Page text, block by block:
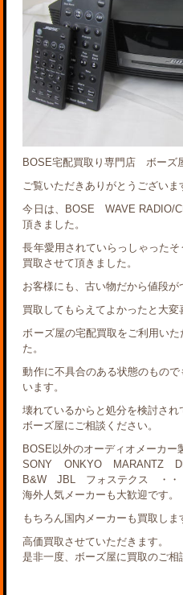
BOSE宅配買取り専門店 ボーズ
ご覧いただきありがとうございま
今日は、BOSE WAVE RADIO/
頂きました。
長年愛用されていらっしゃった
買取させて頂きました。
お客様にも、古い物だから値段
買取してもらえてよかったと大変
ボーズ屋の宅配買取をご利用い
た。
動作に不具合のある状態のもの
います。
壊れているからと処分を検討され
ボーズ屋にご相談ください。
BOSE以外のオーディオメーカー
SONY ONKYO MARANTZ
B&W JBL フォステクス ・・
海外人気メーカーも大歓迎です。
もちろん国内メーカーも買取しま
高価買取させていただきます。
是非一度、ボーズ屋に買取のご相